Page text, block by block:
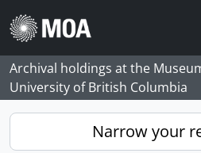
Skip to main content
Archival holdings at the
University of British Columbia
Narrow your